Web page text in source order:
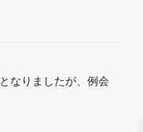
となりましたが、例会